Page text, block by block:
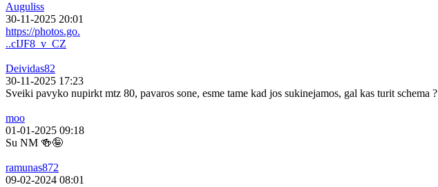
Auguliss
30-11-2025 20:01
https://photos.go.
..cIJF8_v_CZ
Deividas82
30-11-2025 17:23
Sveiki pavyko nupirkt mtz 80, pavaros sone, esme tame kad jos sukinejamos, gal kas turit schema ?
moo
01-01-2025 09:18
Su NM 🍻🤪
ramunas872
09-02-2024 08:01